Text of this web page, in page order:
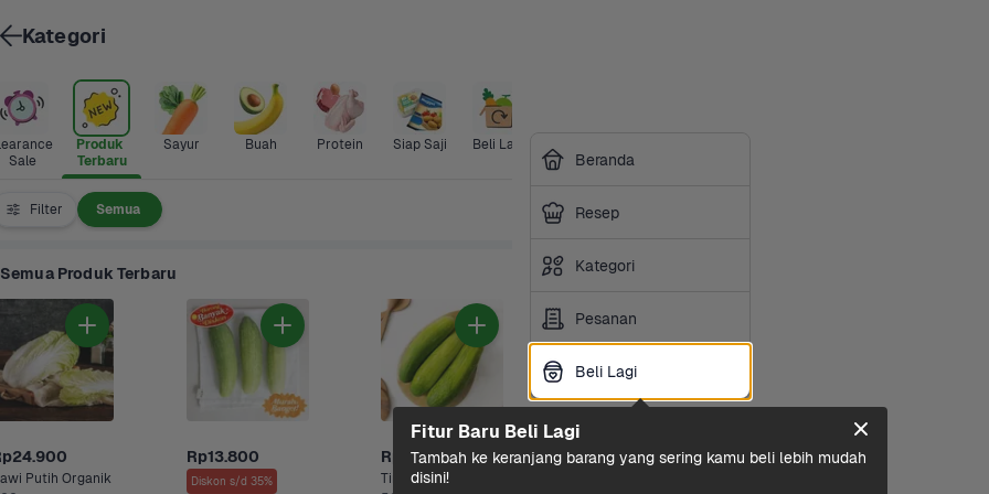
Sale
Produk
Terbaru
Sayur Buah Protein Siap Saji Beli Lagi
Grosir
Filter Semua
Semua Produk Terbaru
Putih Organik
Rp13.800
Diskon s/d 35%
Rp23.500
Timun Organik
Beranda
Resep
Kategori
Pesanan
Beli Lagi
Kategori
Beli Lagi
Fitur Baru Beli Lagi
Tambah ke keranjang barang yang sering kamu beli lebih mudah
disini!